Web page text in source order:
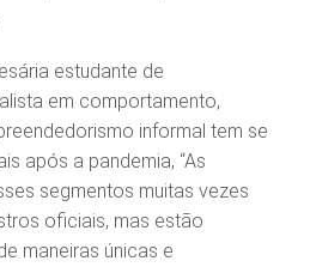
estudante de
em comportamento,
informal tem se
após a pandemia, “As
segmentos muitas vezes
oficiais, mas estão
maneiras únicas e